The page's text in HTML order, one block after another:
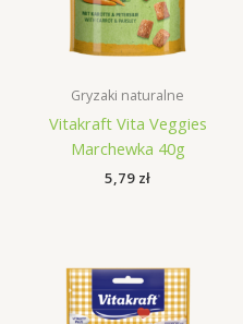
Gryzaki naturalne
Vitakraft Vita Veggies
Marchewka 40g
5,79 zł